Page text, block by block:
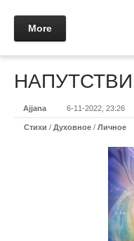
More
Ajjana 6-11-2022, 23:26
Стихи / Духовное / Личное